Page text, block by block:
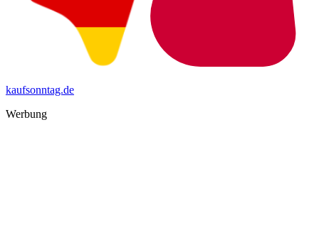
kaufsonntag.de
Werbung